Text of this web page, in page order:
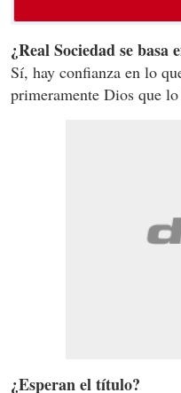
¿Real Sociedad se basa
Sí, hay confianza en lo
primeramente Dios que
¿Esperan el título?